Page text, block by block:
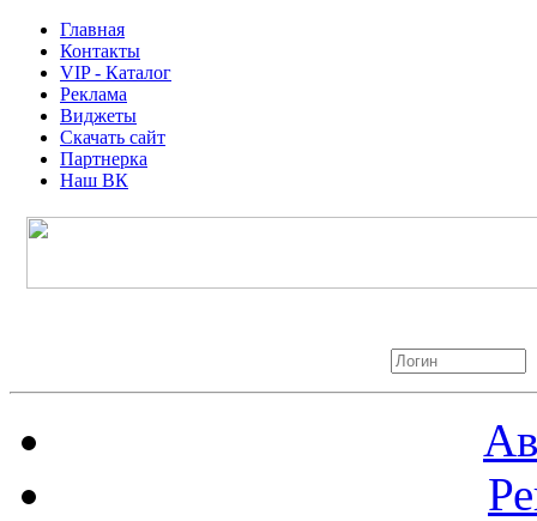
Главная
Контакты
VIP - Каталог
Реклама
Виджеты
Скачать сайт
Партнерка
Наш ВК